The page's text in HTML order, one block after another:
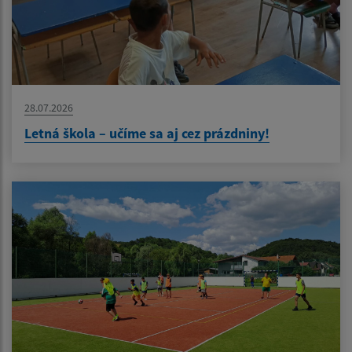
28.07.2026
Letná škola – učíme sa aj cez prázdniny!